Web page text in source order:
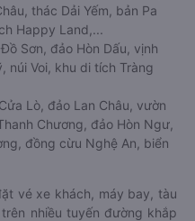
thác Dải Yếm, bản Pa
Happy Land,...
Sơn, đảo Hòn Dấu, vịnh
núi Voi, khu di tích Tràng
Lò, đảo Lan Châu, vườn
Chương, đảo Hòn Ngư,
đồng cừu Nghệ An, biển
vé xe khách, máy bay, tàu
nhiều tuyến đường khắp